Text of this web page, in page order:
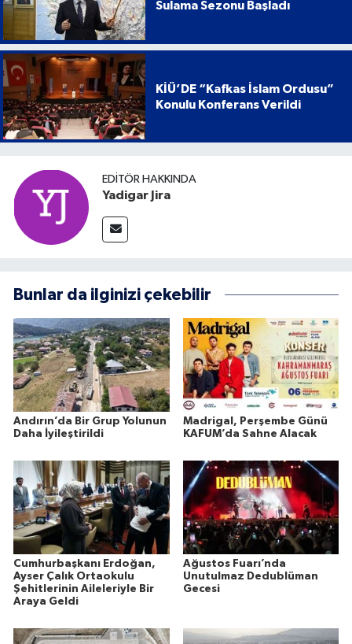
Sulama Sezonu Başladı
KİÜ’DE “Kafkas İslam Ordusu”
Konulu Konferans Verildi
EDITÖR HAKKINDA
Yadigar Jira
Bunlar da ilginizi çekebilir
Andırın’da Bir Grup Yolunun
Daha İyileştirildi
Madrigal, Perşembe Günü
KAFUM’da Sahne Alacak
Cumhurbaşkanı Erdoğan,
Ayser Çalık Ortaokulu
Şehitlerinin Aileleriyle Bir
Araya Geldi
Ağustos Fuarı’nda
Unutulmaz Dedublüman
Gecesi